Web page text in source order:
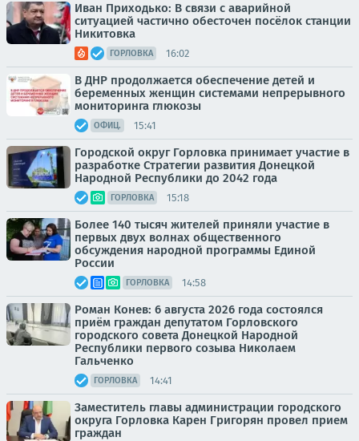
Иван Приходько: В связи с аварийной
ситуацией частично обесточен посёлок станции
Никитовка
ГОРЛОВКА 16:02
В ДНР продолжается обеспечение детей и
беременных женщин системами непрерывного
мониторинга глюкозы
ОФИЦ. 15:41
Городской округ Горловка принимает участие в
разработке Стратегии развития Донецкой
Народной Республики до 2042 года
ГОРЛОВКА 15:18
Более 140 тысяч жителей приняли участие в
первых двух волнах общественного
обсуждения народной программы Единой
России
ГОРЛОВКА 14:58
Роман Конев: 6 августа 2026 года состоялся
приём граждан депутатом Горловского
городского совета Донецкой Народной
Республики первого созыва Николаем
Гальченко
ГОРЛОВКА 14:41
Заместитель главы администрации городского
округа Горловка Карен Григорян провел прием
граждан